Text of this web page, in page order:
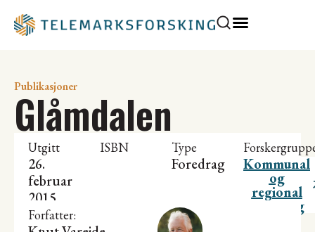
Publikasjoner
Glåmdalen
Utgitt
26.
februar
2015
ISBN Type
Foredrag Kommunal
og
regional
utvikling
Forfatter: